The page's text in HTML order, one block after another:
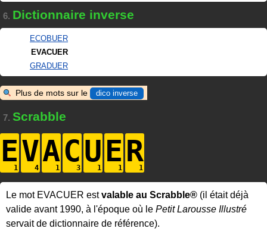
6. Dictionnaire inverse
ECOBUER
EVACUER
GRADUER
Plus de mots sur le dico inverse
7. Scrabble
EVACUER
Le mot EVACUER estvalable au Scrabble® (il était déjà
valide avant 1990, à l'époque où le Petit Larousse Illustré
servait de dictionnaire de référence).